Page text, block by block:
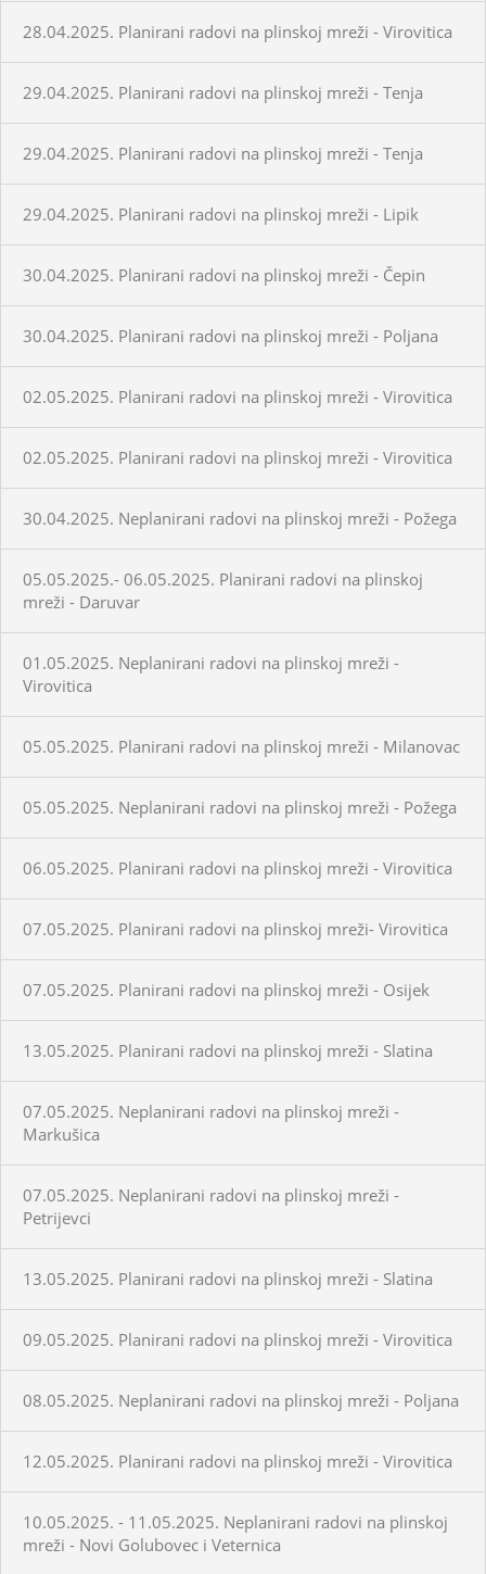
28.04.2025. Planirani radovi na plinskoj mreži - Virovitica
29.04.2025. Planirani radovi na plinskoj mreži - Tenja
29.04.2025. Planirani radovi na plinskoj mreži - Tenja
29.04.2025. Planirani radovi na plinskoj mreži - Lipik
30.04.2025. Planirani radovi na plinskoj mreži - Čepin
30.04.2025. Planirani radovi na plinskoj mreži - Poljana
02.05.2025. Planirani radovi na plinskoj mreži - Virovitica
02.05.2025. Planirani radovi na plinskoj mreži - Virovitica
30.04.2025. Neplanirani radovi na plinskoj mreži - Požega
05.05.2025.- 06.05.2025. Planirani radovi na plinskoj
mreži - Daruvar
01.05.2025. Neplanirani radovi na plinskoj mreži -
Virovitica
05.05.2025. Planirani radovi na plinskoj mreži - Milanovac
05.05.2025. Neplanirani radovi na plinskoj mreži - Požega
06.05.2025. Planirani radovi na plinskoj mreži - Virovitica
07.05.2025. Planirani radovi na plinskoj mreži- Virovitica
07.05.2025. Planirani radovi na plinskoj mreži - Osijek
13.05.2025. Planirani radovi na plinskoj mreži - Slatina
07.05.2025. Neplanirani radovi na plinskoj mreži -
Markušica
07.05.2025. Neplanirani radovi na plinskoj mreži -
Petrijevci
13.05.2025. Planirani radovi na plinskoj mreži - Slatina
09.05.2025. Planirani radovi na plinskoj mreži - Virovitica
08.05.2025. Neplanirani radovi na plinskoj mreži - Poljana
12.05.2025. Planirani radovi na plinskoj mreži - Virovitica
10.05.2025. - 11.05.2025. Neplanirani radovi na plinskoj
mreži - Novi Golubovec i Veternica